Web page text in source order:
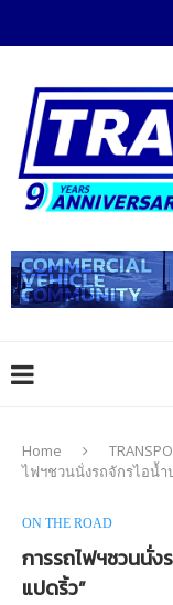
Home
ไฟฯชวนนั่งรถจักรไอน้ำ
ON THE ROAD
การรถไฟฯชวนนั่ง
แปดริ้ว”